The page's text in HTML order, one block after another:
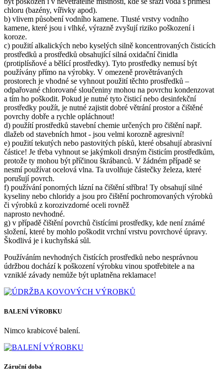
chloru (bazény, vířivky apod).
b) vlivem působení vodního kamene. Tlusté vrstvy vodního
kamene, které jsou i vlhké, výrazně zvyšují riziko poškození i
koroze.
c) použití alkalických nebo kyselých silně koncentrovaných čisticích
prostředků a prostředků obsahující silná oxidační činidla
(protiplísňové a bělící prostředky). Tyto prostředky nemusí být
používány přímo na výrobky. V omezeně provětrávaných
prostorech je vhodné se vyhnout použití těchto prostředků –
odpařované chlorované sloučeniny mohou na povrchu kondenzovat
a tím ho poškodit. Pokud je nutné tyto čisticí nebo desinfekční
prostředky použít, je nutné zajistit dobré větrání prostor a čištěné
povrchy dobře a rychle opláchnout!
d) použítí prostředků stavební chemie určených pro čištění např.
dlažeb od stavebních hmot - jsou velmi korozně agresivní!
e) použití tekutých nebo pastovitých písků, které obsahují abrasivní
částice! Je třeba vyhnout se jakýmkoli drsným čisticím prostředkům,
protože ty mohou být příčinou škrábanců. V žádném případě se
nesmí používat ocelová vlna. Ta uvolňuje částečky železa, které
porušují povrch.
f) používání ponorných lázní na čištění stříbra! Ty obsahují silné
kyseliny nebo chloridy a jsou pro čištění pochromovaných výrobků
či výrobků z korozivzdorné oceli rovněž
naprosto nevhodné.
g) v případě čištění povrchů čistícími prostředky, kde není známé
složení, které by mohlo poškodit vrchní vrstvu povrchové úpravy.
Škodlivá je i kuchyňská sůl.
Používáním nevhodných čistících prostředků nebo nesprávnou
údržbou dochází k poškození výrobku vinou spotřebitele a na
vzniklé závady nemůže být uplatněna reklamace!
BALENÍ VÝROBKU
Nimco krabicové balení.
Záruční doba